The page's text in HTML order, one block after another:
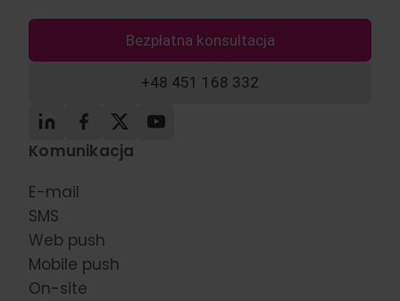
Bezpłatna konsultacja
+48 451 168 332
Komunikacja
E-mail
SMS
Web push
Mobile push
On-site